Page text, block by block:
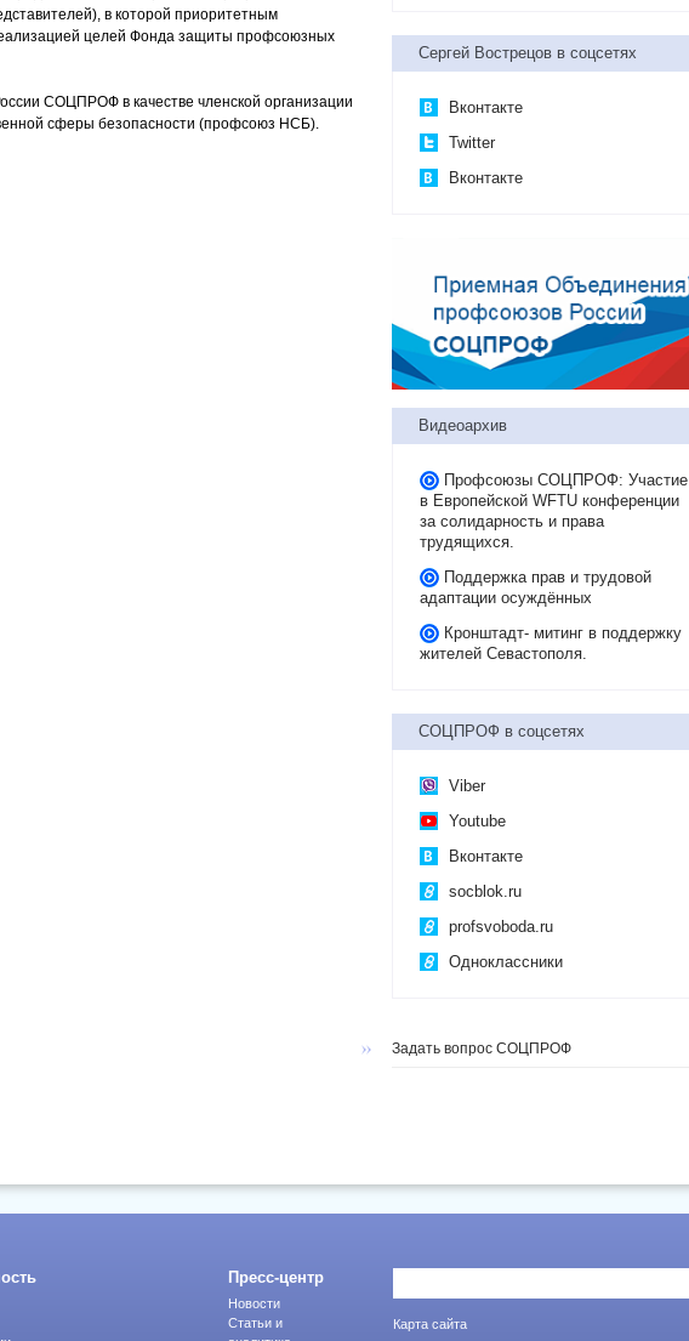
в которой приоритетным
целей Фонда защиты профсоюзных
СОЦПРОФ в качестве членской организации
сферы безопасности (профсоюз НСБ).
Сергей Вострецов в соцсетях
Вконтакте
Twitter
Вконтакте
Видеоархив
Профсоюзы СОЦПРОФ: Участие
в Европейской WFTU конференции
за солидарность и права
трудящихся.
Поддержка прав и трудовой
адаптации осуждённых
Кронштадт- митинг в поддержку
жителей Севастополя.
СОЦПРОФ в соцсетях
Viber
Youtube
Вконтакте
socblok.ru
profsvoboda.ru
Одноклассники
Задать вопрос СОЦПРОФ
Пресс-центр
Новости
Статьи и
Карта сайта